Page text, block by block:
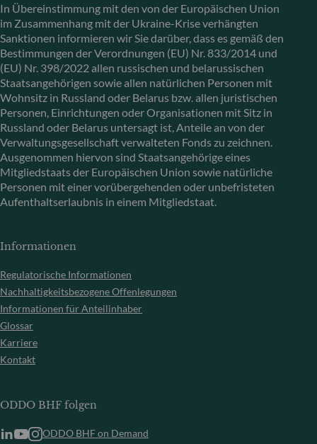
In Übereinstimmung mit den von der Europäischen Union
im Zusammenhang mit der Ukraine-Krise verhängten
Sanktionen informieren wir Sie darüber, dass es gemäß den
Bestimmungen der Verordnungen (EU) Nr. 833/2014 und
(EU) Nr. 398/2022 allen russischen und belarussischen
Staatsangehörigen sowie allen natürlichen Personen mit
Wohnsitz in Russland oder Belarus bzw. allen juristischen
Personen, Einrichtungen oder Organisationen mit Sitz in
Russland oder Belarus untersagt ist, Anteile an von der
Verwaltungsgesellschaft verwalteten Fonds zu zeichnen.
Ausgenommen hiervon sind Staatsangehörige eines
Mitgliedstaats der Europäischen Union sowie natürliche
Personen mit einer vorübergehenden oder unbefristeten
Aufenthaltserlaubnis in einem Mitgliedstaat.
Informationen
Regulatorische Informationen
Nachhaltigkeitsbezogene Offenlegungen
Informationen für Anteilinhaber
Glossar
Karriere
Kontakt
ODDO BHF folgen
ODDO BHF on Demand